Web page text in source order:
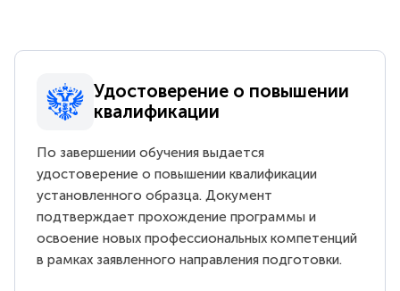
Удостоверение о повышении
квалификации
По завершении обучения выдается
удостоверение о повышении квалификации
установленного образца. Документ
подтверждает прохождение программы и
освоение новых профессиональных компетенций
в рамках заявленного направления подготовки.